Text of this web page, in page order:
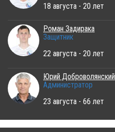
18 августа - 20 лет
Роман Задирака
Защитник
22 августа - 20 лет
Юрий Доброволянский
Администратор
23 августа - 66 лет